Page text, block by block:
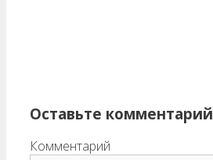
Оставьте комментарий
Комментарий